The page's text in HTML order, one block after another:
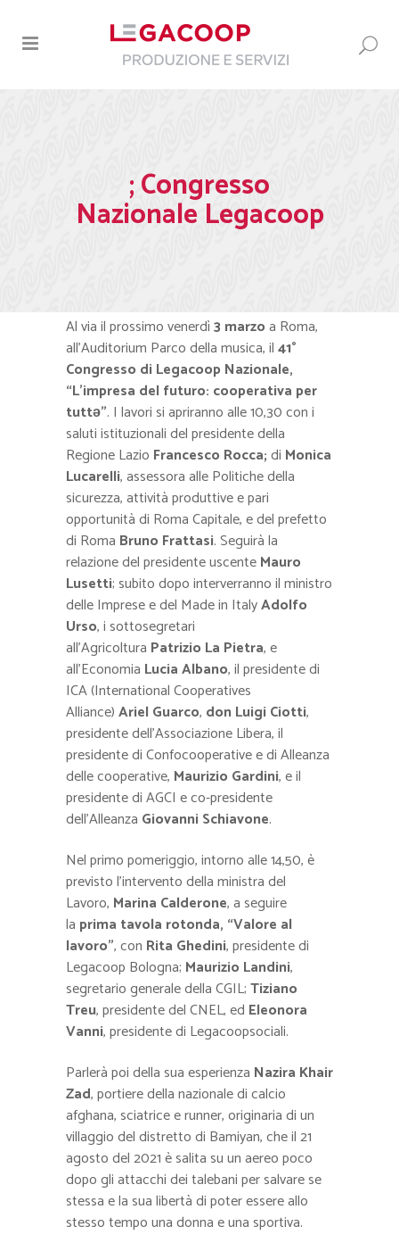
; Congresso
Nazionale Legacoop
Al via il prossimo venerdì3 marzoa Roma,
all’Auditorium Parco della musica, il41°
Congresso di Legacoop Nazionale,
“L’impresa del futuro: cooperativa per
tuttə”. I lavori si apriranno alle 10,30 con i
saluti istituzionali del presidente della
Regione Lazio Francesco Rocca;di Monica
Lucarelli, assessora alle Politiche della
sicurezza, attività produttive e pari
opportunità di Roma Capitale, e del prefetto
di Roma Bruno Frattasi. Seguirà la
relazione del presidente uscenteMauro
Lusetti; subito dopo interverranno il ministro
delle Imprese e del Made in ItalyAdolfo
Urso, i sottosegretari
all’Agricoltura Patrizio La Pietra, e
all’Economia Lucia Albano, il presidente di
ICA (International Cooperatives
Alliance)Ariel Guarco, don Luigi Ciotti,
presidente dell’Associazione Libera, il
presidente di Confocooperative e di Alleanza
delle cooperative, Maurizio Gardini, e il
presidente di AGCI e co-presidente
dell’Alleanza Giovanni Schiavone.
Nel primo pomeriggio, intorno alle 14,50, è
previsto l’intervento della ministra del
Lavoro, Marina Calderone, a seguire
la prima tavola rotonda, “Valore al
lavoro”, con Rita Ghedini, presidente di
Legacoop Bologna; Maurizio Landini,
segretario generale della CGIL;Tiziano
Treu, presidente del CNEL, ed Eleonora
Vanni, presidente di Legacoopsociali.
Parlerà poi della sua esperienza Nazira Khair
Zad, portiere della nazionale di calcio
afghana, sciatrice e runner, originaria di un
villaggio del distretto di Bamiyan, che il 21
agosto del 2021 è salita su un aereo poco
dopo gli attacchi dei talebani per salvare se
stessa e la sua libertà di poter essere allo
stesso tempo una donna e una sportiva.